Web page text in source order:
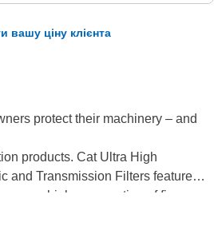
вашу ціну клієнта
protect their machinery – and
products. Cat Ultra High
and Transmission Filters feature
a higher proportion of fine
control in the most severe